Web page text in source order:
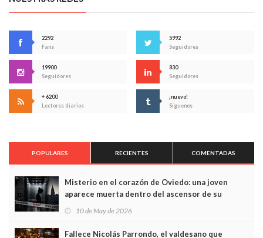
2292
Fans
5992
Seguidores
19900
Seguidores
830
Seguidores
+ 6200
Lectores diarios
¡nuevo!
Síguenos
POPULARES RECIENTES COMENTADAS
Misterio en el corazón de Oviedo: una joven
aparece muerta dentro del ascensor de su
edificio y las cámaras captan sus últimos minutos
10 de May de 2026
Fallece Nicolás Parrondo, el valdesano que